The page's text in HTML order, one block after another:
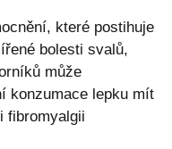
které postihuje
bolesti svalů,
může
konzumace lepku mít
fibromyalgii